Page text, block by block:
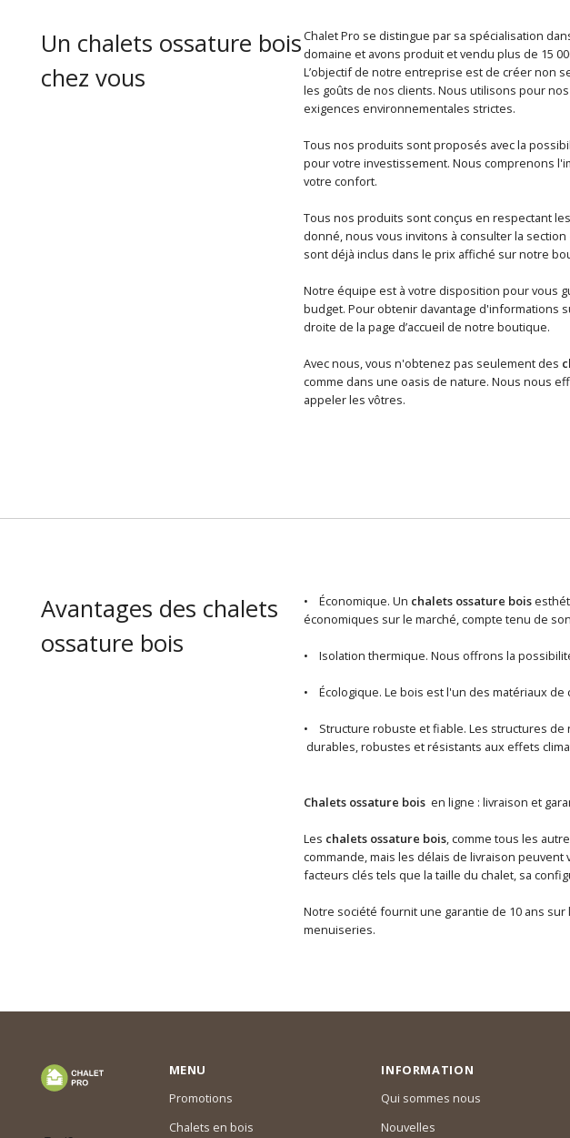
Un chalets ossature bois
chez vous
Chalet Pro se distingue par sa spécialisation
domaine et avons produit et vendu plus de 15
L’objectif de notre entreprise est de créer non
les goûts de nos clients. Nous utilisons pour
exigences environnementales strictes.
Tous nos produits sont proposés avec la
pour votre investissement. Nous comprenons
votre confort.
Tous nos produits sont conçus en respectant
donné, nous vous invitons à consulter la section
sont déjà inclus dans le prix affiché sur notre
Notre équipe est à votre disposition pour vous
budget. Pour obtenir davantage d'informations
droite de la page d’accueil de notre boutique.
Avec nous, vous n'obtenez pas seulement des
comme dans une oasis de nature. Nous nous
appeler les vôtres.
Avantages des chalets
ossature bois
• Économique. Un chalets ossature bois
économiques sur le marché, compte tenu de
• Isolation thermique. Nous offrons la
• Écologique. Le bois est l'un des matériaux
• Structure robuste et fiable. Les structures de
durables, robustes et résistants aux effets
Chalets ossature bois en ligne : livraison et
Les chalets ossature bois, comme tous les
commande, mais les délais de livraison
facteurs clés tels que la taille du chalet, sa
Notre société fournit une garantie de 10 ans
menuiseries.
MENU
Promotions
Chalets en bois
INFORMATION
Qui sommes nous
Nouvelles